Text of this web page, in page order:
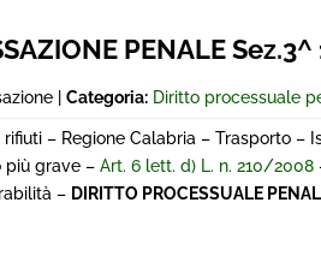
PENALE
| Categoria: Diritto processuale
– Regione Calabria – Trasporto –
più grave – Art. 6 lett. d) L. n. 210/2008
– DIRITTO PROCESSUALE